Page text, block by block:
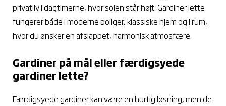
privatliv i dagtimerne, hvor solen står højt. Gardiner lette
fungerer både i moderne boliger, klassiske hjem og i rum,
hvor du ønsker en afslappet, harmonisk atmosfære.
Gardiner på mål eller færdigsyede
gardiner lette?
Færdigsyede gardiner kan være en hurtig løsning, men de